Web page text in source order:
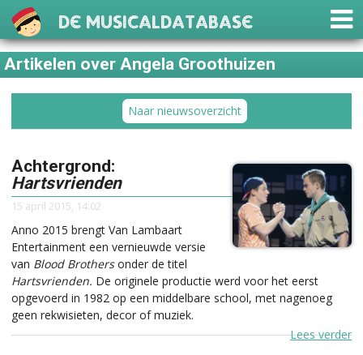
De Musicaldatabase
Artikelen over Angela Groothuizen
Naar nieuwsoverzicht
Achtergrond:
Hartsvrienden
15 april 2015, 14:02
Anno 2015 brengt Van Lambaart
Entertainment een vernieuwde versie
van Blood Brothersonder de titel
Hartsvrienden. De originele productie werd voor het eerst
opgevoerd in 1982 op een middelbare school, met nagenoeg
geen rekwisieten, decor of muziek.
Lees verder